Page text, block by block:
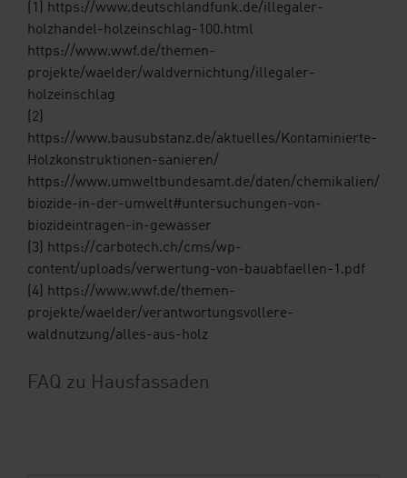
(1) https://www.deutschlandfunk.de/illegaler-
holzhandel-holzeinschlag-100.html
https://www.wwf.de/themen-
projekte/waelder/waldvernichtung/illegaler-
holzeinschlag
(2)
https://www.bausubstanz.de/aktuelles/Kontaminierte-
Holzkonstruktionen-sanieren/
https://www.umweltbundesamt.de/daten/chemikalien/
biozide-in-der-umwelt#untersuchungen-von-
biozideintragen-in-gewasser
(3) https://carbotech.ch/cms/wp-
content/uploads/verwertung-von-bauabfaellen-1.pdf
(4) https://www.wwf.de/themen-
projekte/waelder/verantwortungsvollere-
waldnutzung/alles-aus-holz
FAQ zu Hausfassaden